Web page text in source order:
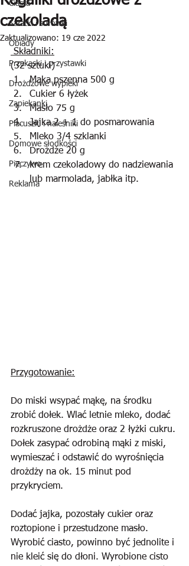
Ciasta
Sałatki i surówki
Obiady
Przekąski i przystawki
Drożdżowe wypieki
Zapiekanki
Placuszki i naleśniki
Domowe słodkości
Pieczywo
Reklama
czekoladą
Zaktualizowano: 19 cze 2022
Składniki:
(32 sztuki)
Mąka pszenna 500 g
Cukier 6 łyżek
Masło 75 g
Jajka 2 + 1 do posmarowania
Mleko 3/4 szklanki
Drożdże 20 g
krem czekoladowy do nadziewania
lub marmolada, jabłka itp.
Przygotowanie:
Do miski wsypać mąkę, na środku
zrobić dołek. Wlać letnie mleko, dodać
rozkruszone drożdże oraz 2 łyżki cukru.
Dołek zasypać odrobiną mąki z miski,
wymieszać i odstawić do wyrośnięcia
drożdży na ok. 15 minut pod
przykryciem.
Dodać jajka, pozostały cukier oraz
roztopione i przestudzone masło.
Wyrobić ciasto, powinno być jednolite i
nie kleić się do dłoni. Wyrobione cisto